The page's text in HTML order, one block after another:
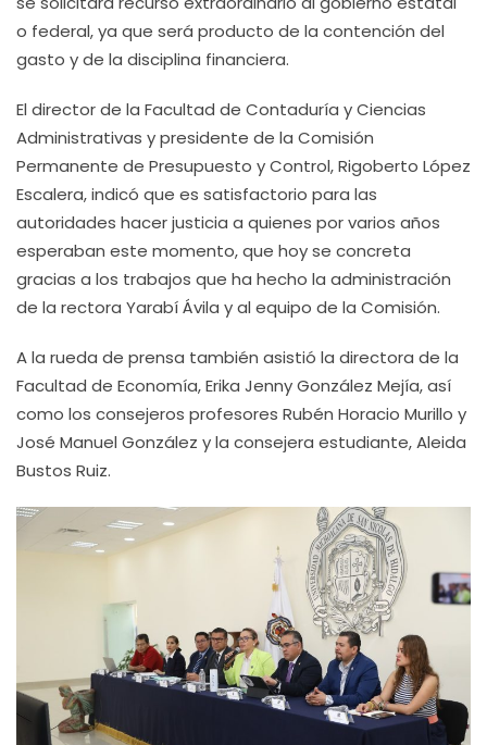
o federal, ya que será producto de la contención del
gasto y de la disciplina financiera.
El director de la Facultad de Contaduría y Ciencias
Administrativas y presidente de la Comisión
Permanente de Presupuesto y Control, Rigoberto López
Escalera, indicó que es satisfactorio para las
autoridades hacer justicia a quienes por varios años
esperaban este momento, que hoy se concreta
gracias a los trabajos que ha hecho la administración
de la rectora Yarabí Ávila y al equipo de la Comisión.
A la rueda de prensa también asistió la directora de la
Facultad de Economía, Erika Jenny González Mejía, así
como los consejeros profesores Rubén Horacio Murillo y
José Manuel González y la consejera estudiante, Aleida
Bustos Ruiz.